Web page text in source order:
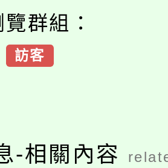
群組：
訪客
-相關內容